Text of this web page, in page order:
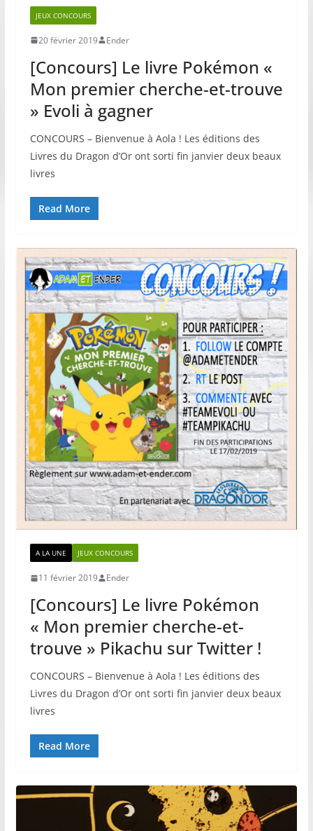
JEUX CONCOURS
20 février 2019 Ender
[Concours] Le livre Pokémon «
Mon premier cherche-et-trouve
» Evoli à gagner
CONCOURS – Bienvenue à Aola ! Les éditions des
Livres du Dragon d’Or ont sorti fin janvier deux beaux
livres
Read More
A LA UNE JEUX CONCOURS
11 février 2019 Ender
[Concours] Le livre Pokémon
« Mon premier cherche-et-
trouve » Pikachu sur Twitter !
CONCOURS – Bienvenue à Aola ! Les éditions des
Livres du Dragon d’Or ont sorti fin janvier deux beaux
livres
Read More